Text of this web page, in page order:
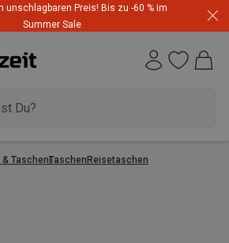
unschlagbaren Preis! Bis zu -60 % im
Summer Sale
TaschenTaschenReisetaschen